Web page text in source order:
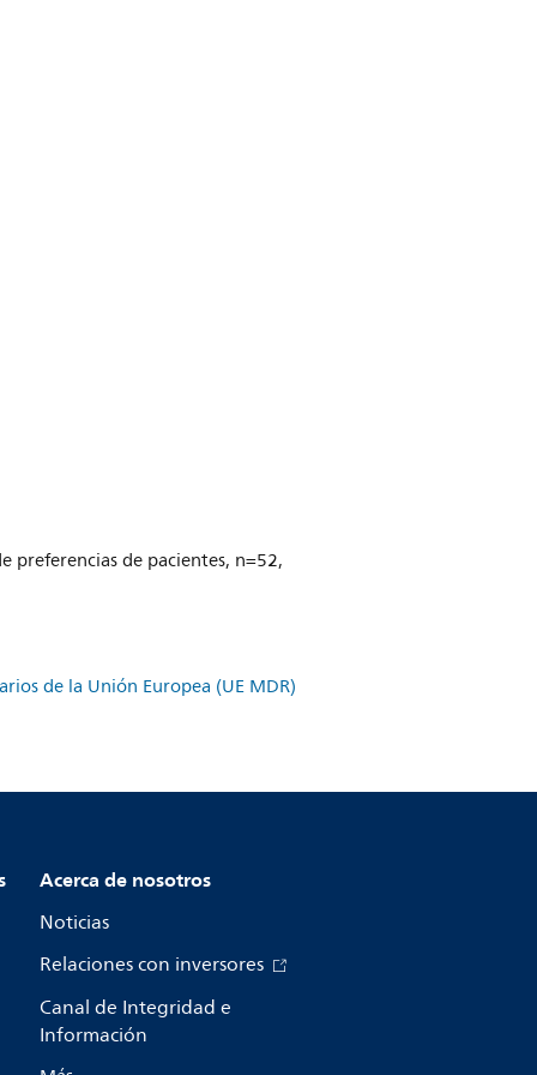
preferencias de pacientes, n=52,
de la Unión Europea (UE MDR)
Acerca de nosotros
Noticias
Relaciones con inversores
Canal de Integridad e
Información